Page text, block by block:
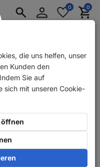
Ersatzteile
AnmeldenMerkzettel
aufklappen
0 0
Reparatursätze
die uns helfen, unser
Kunden den
Sie auf
sich mit unseren Cookie-